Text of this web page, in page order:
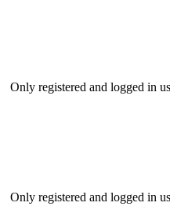
Only registered and logged in
Only registered and logged in